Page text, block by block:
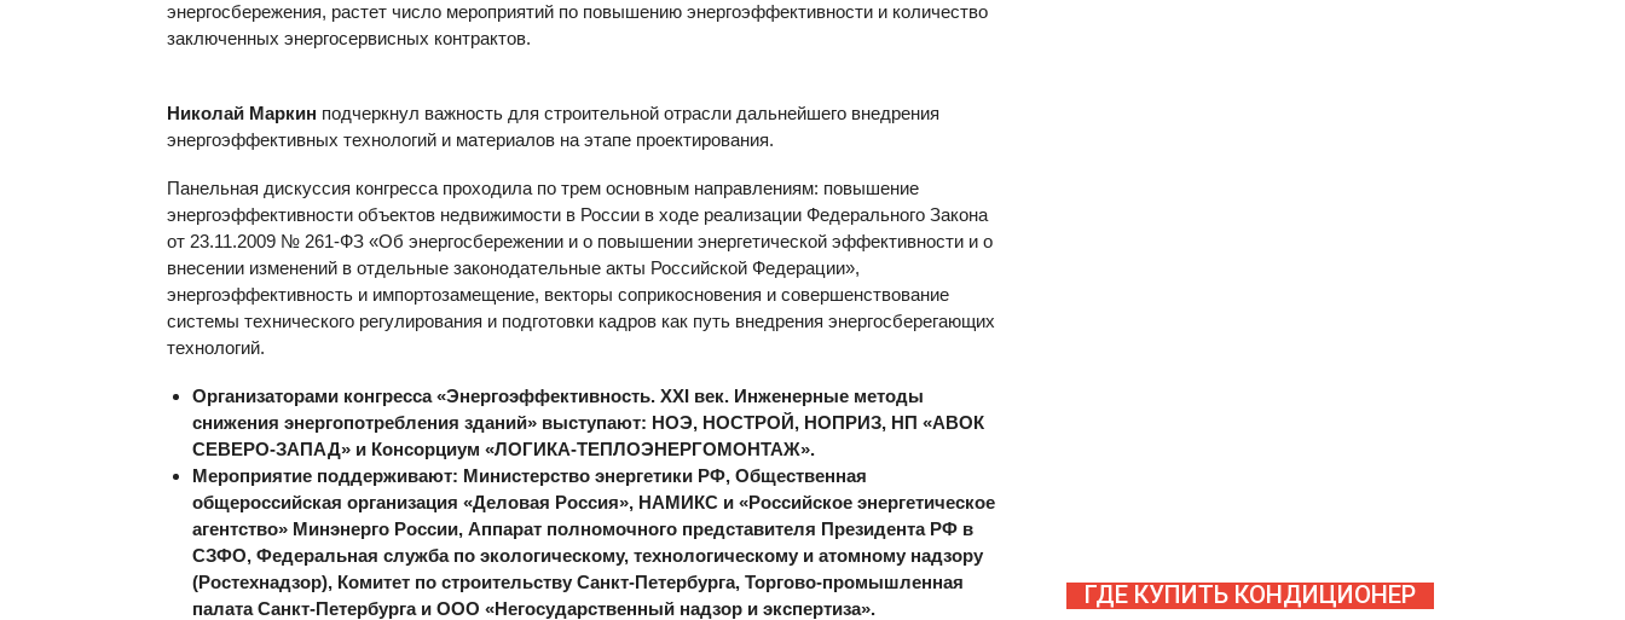
энергосбережения, растет число мероприятий по повышению энергоэффективности и количество
заключенных энергосервисных контрактов.
Николай Маркин подчеркнул важность для строительной отрасли дальнейшего внедрения
энергоэффективных технологий и материалов на этапе проектирования.
Панельная дискуссия конгресса проходила по трем основным направлениям: повышение
энергоэффективности объектов недвижимости в России в ходе реализации Федерального Закона
от 23.11.2009 № 261-ФЗ «Об энергосбережении и о повышении энергетической эффективности и о
внесении изменений в отдельные законодательные акты Российской Федерации»,
энергоэффективность и импортозамещение, векторы соприкосновения и совершенствование
системы технического регулирования и подготовки кадров как путь внедрения энергосберегающих
технологий.
Организаторами конгресса «Энергоэффективность. XXI век. Инженерные методы
снижения энергопотребления зданий» выступают: НОЭ, НОСТРОЙ, НОПРИЗ, НП «АВОК
СЕВЕРО-ЗАПАД» и Консорциум «ЛОГИКА-ТЕПЛОЭНЕРГОМОНТАЖ».
Мероприятие поддерживают: Министерство энергетики РФ, Общественная
общероссийская организация «Деловая Россия», НАМИКС и «Российское энергетическое
агентство» Минэнерго России, Аппарат полномочного представителя Президента РФ в
СЗФО, Федеральная служба по экологическому, технологическому и атомному надзору
(Ростехнадзор), Комитет по строительству Санкт-Петербурга, Торгово-промышленная
палата Санкт-Петербурга и ООО «Негосударственный надзор и экспертиза».
ГДЕ КУПИТЬ КОНДИЦИОНЕР